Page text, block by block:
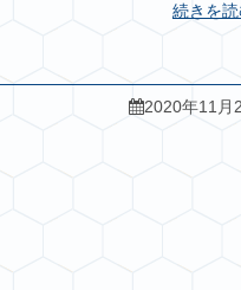
続きを
2020年11月